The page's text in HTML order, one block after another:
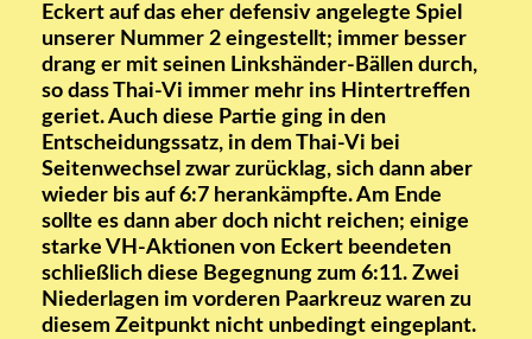
Eckert auf das eher defensiv angelegte Spiel
unserer Nummer 2 eingestellt; immer besser
drang er mit seinen Linkshänder-Bällen durch,
so dass Thai-Vi immer mehr ins Hintertreffen
geriet. Auch diese Partie ging in den
Entscheidungssatz, in dem Thai-Vi bei
Seitenwechsel zwar zurücklag, sich dann aber
wieder bis auf 6:7 herankämpfte. Am Ende
sollte es dann aber doch nicht reichen; einige
starke VH-Aktionen von Eckert beendeten
schließlich diese Begegnung zum 6:11. Zwei
Niederlagen im vorderen Paarkreuz waren zu
diesem Zeitpunkt nicht unbedingt eingeplant.